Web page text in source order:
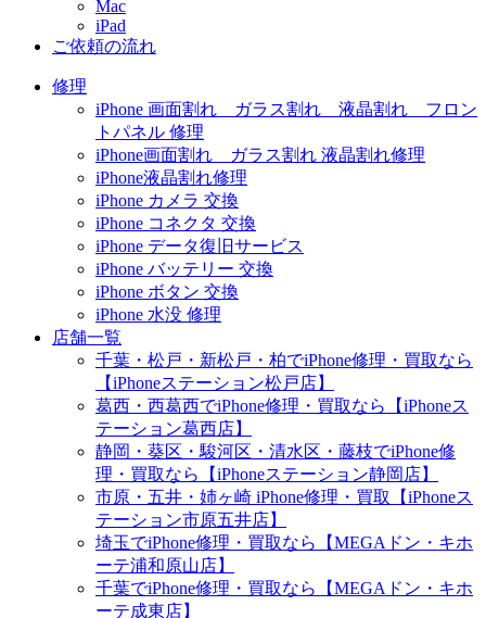
Mac
iPad
ご依頼の流れ
修理
iPhone 画面割れ ガラス割れ 液晶割れ フロン
トパネル 修理
iPhone画面割れ ガラス割れ 液晶割れ修理
iPhone液晶割れ修理
iPhone カメラ 交換
iPhone コネクタ 交換
iPhone データ復旧サービス
iPhone バッテリー 交換
iPhone ボタン 交換
iPhone 水没 修理
店舗一覧
千葉・松戸・新松戸・柏でiPhone修理・買取なら
【iPhoneステーション松戸店】
葛西・西葛西でiPhone修理・買取なら【iPhoneス
テーション葛西店】
静岡・葵区・駿河区・清水区・藤枝でiPhone修
理・買取なら【iPhoneステーション静岡店】
市原・五井・姉ヶ崎 iPhone修理・買取【iPhoneス
テーション市原五井店】
埼玉でiPhone修理・買取なら【MEGAドン・キホ
ーテ浦和原山店】
千葉でiPhone修理・買取なら【MEGAドン・キホ
ーテ成東店】